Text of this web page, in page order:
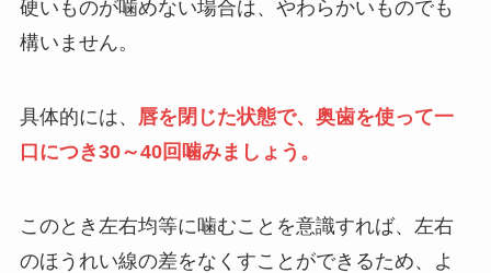
硬いものが噛めない場合は、やわらかいものでも
構いません。
具体的には、
唇を閉じた状態で、奥歯を使って一
口につき30～40回噛みましょう。
このとき左右均等に噛むことを意識すれば、左右
のほうれい線の差をなくすことができるため、よ